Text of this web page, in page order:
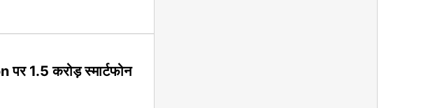
1.5 करोड़ स्‍मार्टफोन